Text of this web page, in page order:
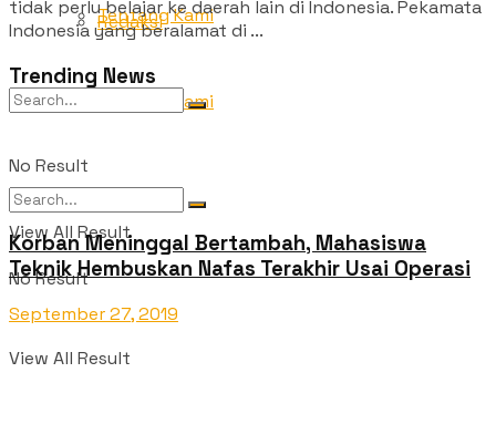
Redaksi
Tentang Kami
No Result
View All Result
Tentang Kami
No Result
View All Result
tidak perlu belajar ke daerah lain di Indonesia. Pekamata
Indonesia yang beralamat di ...
Trending News
Korban Meninggal Bertambah, Mahasiswa
Teknik Hembuskan Nafas Terakhir Usai Operasi
September 27, 2019